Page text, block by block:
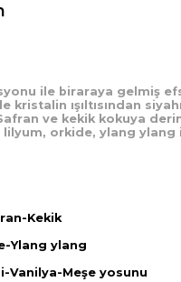
ile biraraya gelmiş
kristalin ışıltısından
ve kekik kokuya
orkide, ylang ylang
Kekik
Ylang ylang
Vanilya-Meşe yosunu